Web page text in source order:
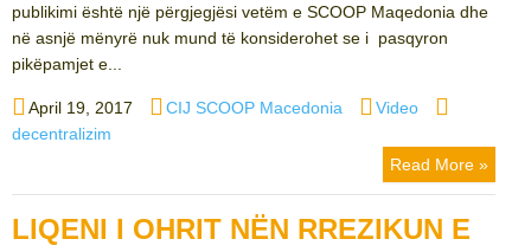
publikimi është një përgjegjësi vetëm e SCOOP Maqedonia dhe
në asnjë mënyrë nuk mund të konsiderohet se i pasqyron
pikëpamjet e...
Posted
on
April 19, 2017 Author
CIJ SCOOP Macedonia Categories
Video
decentralizim
Read More »
LIQENI I OHRIT NËN RREZIKUN E